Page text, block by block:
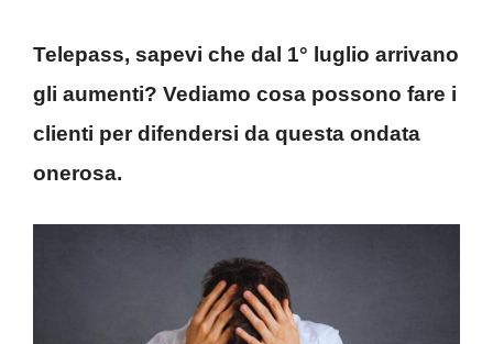
Telepass, sapevi che dal 1° luglio arrivano
gli aumenti? Vediamo cosa possono fare i
clienti per difendersi da questa ondata
onerosa.